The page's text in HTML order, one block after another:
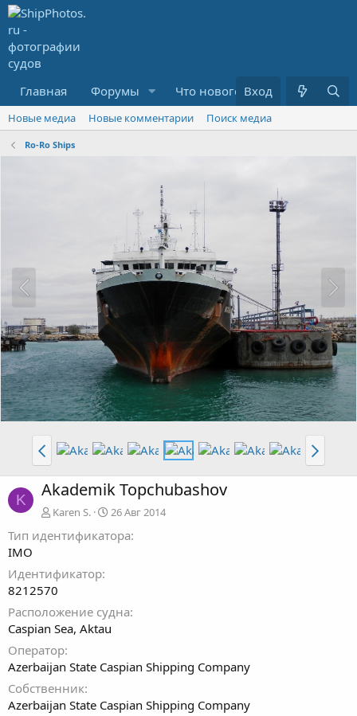
Главная Форумы Что нового? Медиа
Вход
Новые медиа Новые комментарии Поиск медиа
Ro-Ro Ships
K Akademik Topchubashov
Karen S. 26 Авг 2014
Тип идентификатора
IMO
Идентификатор
8212570
Расположение судна
Caspian Sea, Aktau
Оператор
Azerbaijan State Caspian Shipping Company
Собственник
Azerbaijan State Caspian Shipping Company